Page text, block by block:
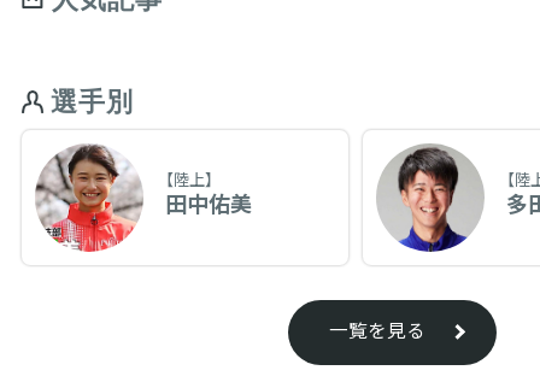
選手別
【陸上】
田中佑美
【陸
多
一覧を見る